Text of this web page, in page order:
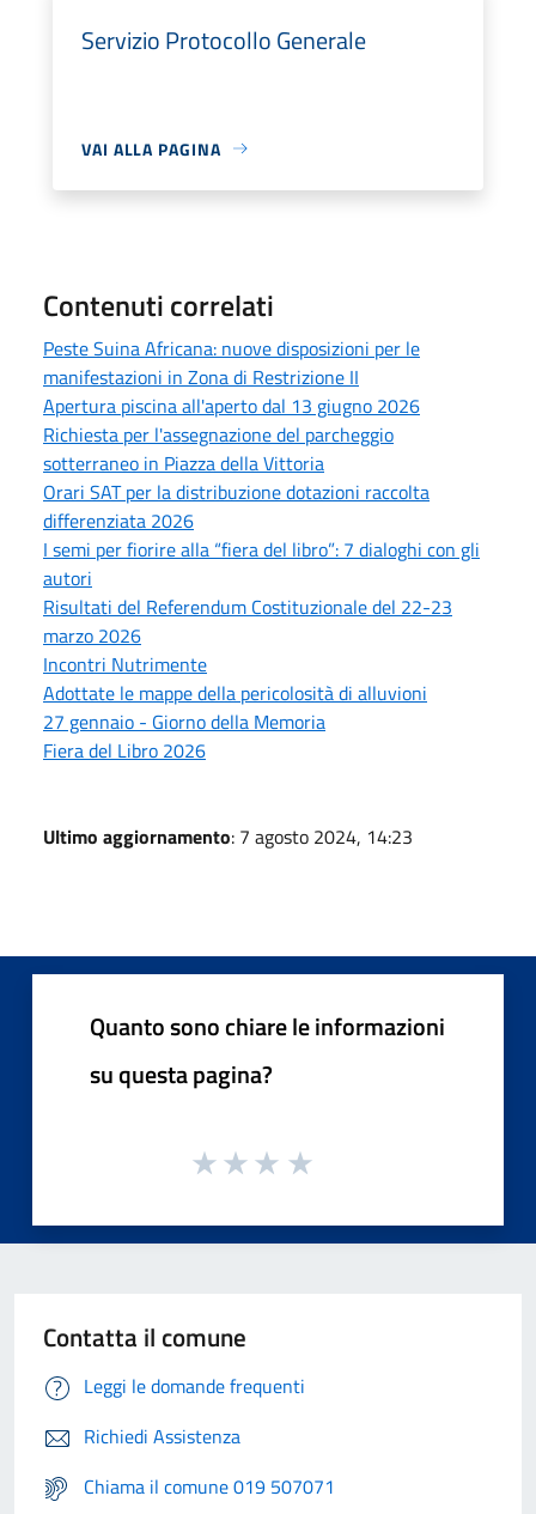
Servizio Protocollo Generale
VAI ALLA PAGINA
Contenuti correlati
Peste Suina Africana: nuove disposizioni per le
manifestazioni in Zona di Restrizione II
Apertura piscina all'aperto dal 13 giugno 2026
Richiesta per l'assegnazione del parcheggio
sotterraneo in Piazza della Vittoria
Orari SAT per la distribuzione dotazioni raccolta
differenziata 2026
I semi per fiorire alla “fiera del libro”: 7 dialoghi con gli
autori
Risultati del Referendum Costituzionale del 22-23
marzo 2026
Incontri Nutrimente
Adottate le mappe della pericolosità di alluvioni
27 gennaio - Giorno della Memoria
Fiera del Libro 2026
Ultimo aggiornamento: 7 agosto 2024, 14:23
Quanto sono chiare le informazioni
su questa pagina?
Contatta il comune
Leggi le domande frequenti
Richiedi Assistenza
Chiama il comune 019 507071